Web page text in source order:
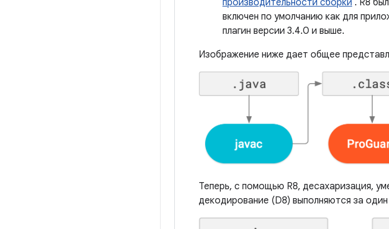
производительности сборки . R8
включен по умолчанию как для
плагин версии 3.4.0 и выше.
Изображение ниже дает общее
Теперь, с помощью R8, десахаризация,
декодирование (D8) выполняются за